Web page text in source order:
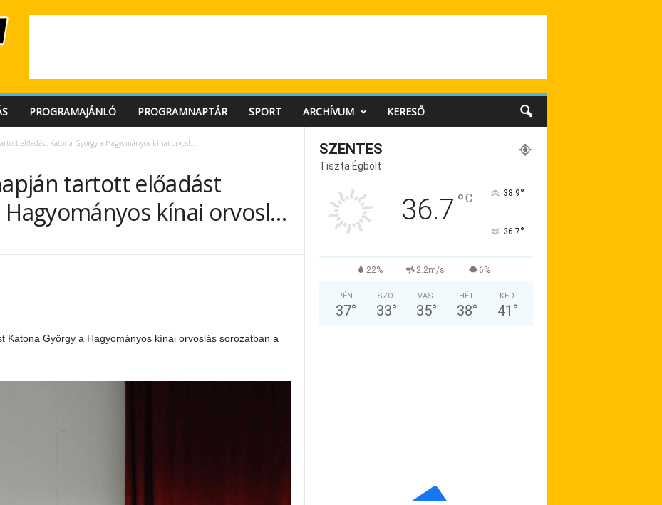
PROGRAMAJÁNLÓ PROGRAMNAPTÁR SPORT ARCHÍVUM KERESŐ
előadást Katona György a Hagyományos kínai orvosl…
tartott előadást
Hagyományos kínai orvosl…
Katona György a Hagyományos kínai orvoslás sorozatban a
SZENTES
Tiszta Égbolt
36.7 °C 38.9°
36.7°
22% 2.2m/s 6%
PÉN
37°
SZO
33°
VAS
35°
HÉT
38°
KED
41 °